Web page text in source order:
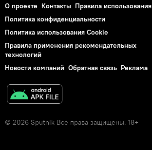
О проекте Контакты Правила использования
Политика конфиденциальности
Политика использования Cookie
Правила применения рекомендательных
технологий
Новости компаний Обратная связь Реклама
© 2026 Sputnik Все права защищены. 18+